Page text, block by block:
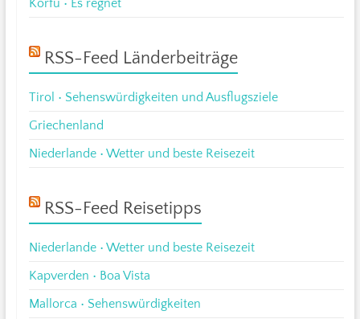
Korfu • Es regnet
RSS-Feed Länderbeiträge
Tirol • Sehenswürdigkeiten und Ausflugsziele
Griechenland
Niederlande • Wetter und beste Reisezeit
RSS-Feed Reisetipps
Niederlande • Wetter und beste Reisezeit
Kapverden • Boa Vista
Mallorca • Sehenswürdigkeiten